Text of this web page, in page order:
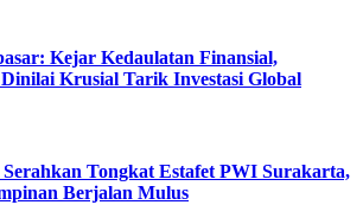
Kejar Kedaulatan Finansial,
Krusial Tarik Investasi Global
Tongkat Estafet PWI Surakarta,
Berjalan Mulus